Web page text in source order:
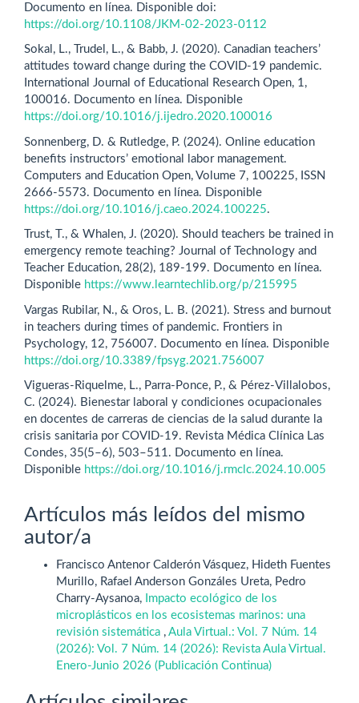
Documento en línea. Disponible doi:
https://doi.org/10.1108/JKM-02-2023-0112
Sokal, L., Trudel, L., & Babb, J. (2020). Canadian teachers’
attitudes toward change during the COVID-19 pandemic.
International Journal of Educational Research Open, 1,
100016. Documento en línea. Disponible
https://doi.org/10.1016/j.ijedro.2020.100016
Sonnenberg, D. & Rutledge, P. (2024). Online education
benefits instructors’ emotional labor management.
Computers and Education Open, Volume 7, 100225, ISSN
2666-5573. Documento en línea. Disponible
https://doi.org/10.1016/j.caeo.2024.100225.
Trust, T., & Whalen, J. (2020). Should teachers be trained in
emergency remote teaching? Journal of Technology and
Teacher Education, 28(2), 189-199. Documento en línea.
Disponible https://www.learntechlib.org/p/215995
Vargas Rubilar, N., & Oros, L. B. (2021). Stress and burnout
in teachers during times of pandemic. Frontiers in
Psychology, 12, 756007. Documento en línea. Disponible
https://doi.org/10.3389/fpsyg.2021.756007
Vigueras-Riquelme, L., Parra-Ponce, P., & Pérez-Villalobos,
C. (2024). Bienestar laboral y condiciones ocupacionales
en docentes de carreras de ciencias de la salud durante la
crisis sanitaria por COVID-19. Revista Médica Clínica Las
Condes, 35(5–6), 503–511. Documento en línea.
Disponible https://doi.org/10.1016/j.rmclc.2024.10.005
Artículos más leídos del mismo
autor/a
Francisco Antenor Calderón Vásquez, Hideth Fuentes
Murillo, Rafael Anderson Gonzáles Ureta, Pedro
Charry-Aysanoa, Impacto ecológico de los
microplásticos en los ecosistemas marinos: una
revisión sistemática , Aula Virtual.: Vol. 7 Núm. 14
(2026): Vol. 7 Núm. 14 (2026): Revista Aula Virtual.
Enero-Junio 2026 (Publicación Continua)